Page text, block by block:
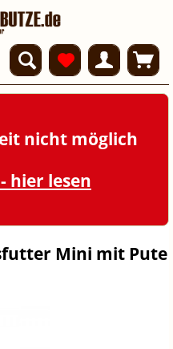
nicht möglich
hier lesen
Mini mit Pute